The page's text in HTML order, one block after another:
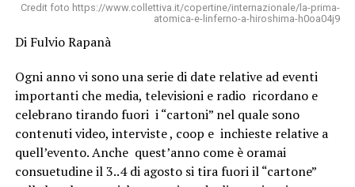
Credit foto https://www.collettiva.it/copertine/internazionale/la-prima-
atomica-e-linferno-a-hiroshima-h0oa04j9
Di Fulvio Rapanà
Ogni anno vi sono una serie di date relative ad eventi
importanti che media, televisioni e radio ricordano e
celebrano tirando fuori i “cartoni” nel quale sono
contenuti video, interviste , coop e inchieste relative a
quell’evento. Anche quest’anno come è oramai
consuetudine il 3..4 di agosto si tira fuori il “cartone”